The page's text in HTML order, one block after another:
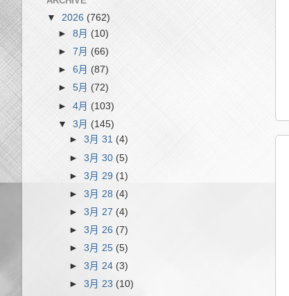
▼ 2026 (762)
►8月(10)
►7月 (66)
►6月(87)
►5月(72)
►4月 (103)
▼3月(145)
►3月 31(4)
►3月 30(5)
►3月 29 (1)
►3月 28 (4)
►3月 27 (4)
►3月 26 (7)
►3月 25 (5)
►3月 24 (3)
►3月 23 (10)